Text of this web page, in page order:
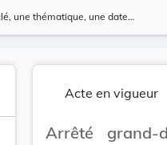
Acte en vigueur
Arrêté